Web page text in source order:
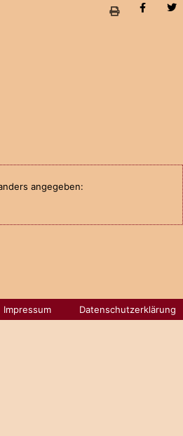
angegeben:
Impressum Datenschutzerklärung